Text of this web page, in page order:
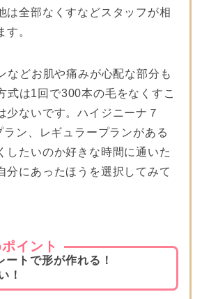
は全部なくすなどスタッフが相
す。
などお肌や痛みが心配な部分も
式は1回で300本の毛をなくすこ
少ないです。ハイジニーナ７
ン、レギュラープランがある
したいのか好きな時間に通いた
分にあったほうを選択してみて
イント
ートで形が作れる！
！